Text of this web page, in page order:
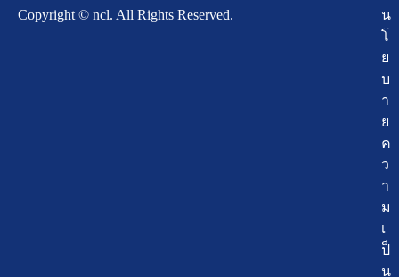
Copyright © ncl. All Rights Reserved.
น
โ
ย
บ
า
ย
ค
ว
า
ม
เ
ป็
น